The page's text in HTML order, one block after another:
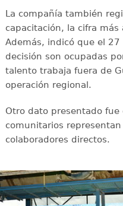
La compañía también
capacitación, la cifra
Además, indicó que el
decisión son ocupadas
talento trabaja fuera de
operación regional.
Otro dato presentado fue
comunitarios
colaboradores directos.